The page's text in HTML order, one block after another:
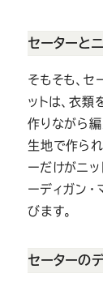
セーターと
そもそも、セ
ットは、衣
作りながら
生地で作ら
ーだけがニッ
ーディガン・
びます。
セーターの